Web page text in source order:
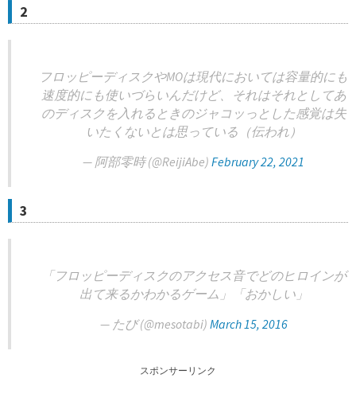
2
フロッピーディスクやMOは現代においては容量的にも
速度的にも使いづらいんだけど、それはそれとしてあ
のディスクを入れるときのジャコッっとした感覚は失
いたくないとは思っている（伝われ）
— 阿部零時 (@ReijiAbe) February 22, 2021
3
「フロッピーディスクのアクセス音でどのヒロインが
出て来るかわかるゲーム」「おかしい」
— たび (@mesotabi) March 15, 2016
スポンサーリンク